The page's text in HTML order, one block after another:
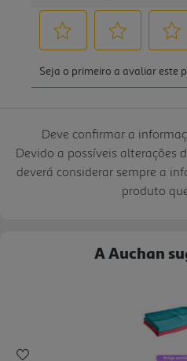
Deve confirmar a
Devido a possíveis alterações
deverá considerar sempre a
produto
A Auchan